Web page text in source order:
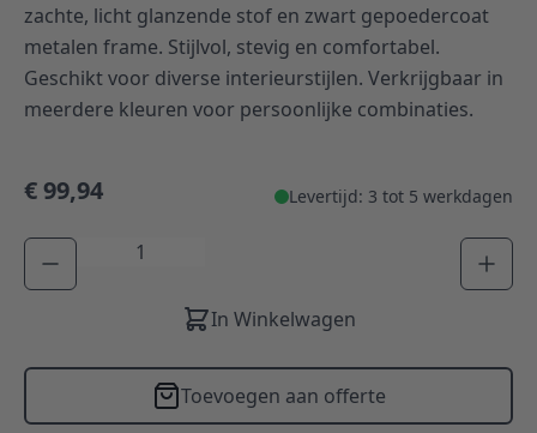
zachte, licht glanzende stof en zwart gepoedercoat
metalen frame. Stijlvol, stevig en comfortabel.
Geschikt voor diverse interieurstijlen. Verkrijgbaar in
meerdere kleuren voor persoonlijke combinaties.
€ 99,94 Levertijd: 3 tot 5 werkdagen
Aantal
In Winkelwagen
Toevoegen aan offerte